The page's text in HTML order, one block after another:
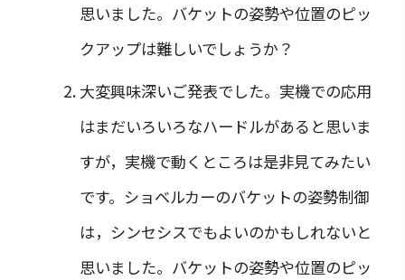
思いました。バケットの姿勢や位置のピッ
クアップは難しいでしょうか？
大変興味深いご発表でした。実機での応用
はまだいろいろなハードルがあると思いま
すが，実機で動くところは是非見てみたい
です。ショベルカーのバケットの姿勢制御
は，シンセシスでもよいのかもしれないと
思いました。バケットの姿勢や位置のピッ